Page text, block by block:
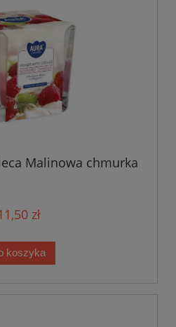
Malinowa chmurka
zł
koszyka